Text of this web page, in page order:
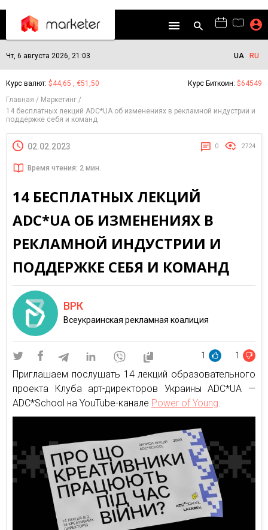
Чт, 6 августа 2026, 21:03 UA RU
Курс валют: $44,65 , €51,50 Курс Биткоин: $64549
Главная
Маркетинг
14 бесплатных лекций ADC*UA об изменениях в рекламной индустрии и
поддержке себя и команд
02.02.2023 0 2724
Время чтения: 2 мин.
14 БЕСПЛАТНЫХ ЛЕКЦИЙ
ADC*UA ОБ ИЗМЕНЕНИЯХ В
РЕКЛАМНОЙ ИНДУСТРИИ И
ПОДДЕРЖКЕ СЕБЯ И КОМАНД
ВРК
Всеукраинская рекламная коалиция
1 1
Приглашаем послушать 14 лекций образовательного
проекта Клуба арт-директоров Украины ADC*UA —
ADC*School на YouTube-канале Power of Young.